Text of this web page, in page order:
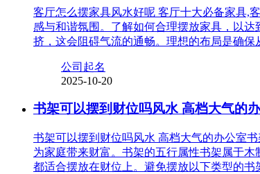
客厅怎么摆家具风水好呢 客厅十大必备家具,
感与和谐氛围。了解如何合理摆放家具，以
挤，这会阻碍气流的通畅。理想的布局是确
公司起名
2025-10-20
书架可以摆到财位吗风水 高档大气的
书架可以摆到财位吗风水 高档大气的办公室
为家庭带来财富。书架的五行属性书架属于
都适合摆放在财位上。避免摆放以下类型的